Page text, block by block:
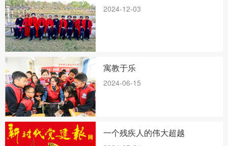
2024-12-03
寓教于乐
2024-06-15
一个残疾人的伟大超越